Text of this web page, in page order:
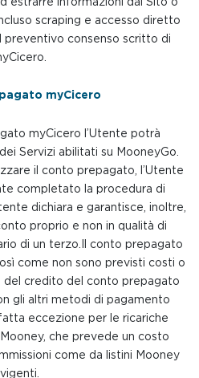
scraping e accesso diretto
preventivo consenso scritto di
myCicero
myCicero l’Utente potrà
Servizi abilitati su MooneyGo.
il conto prepagato, l’Utente
completato la procedura di
dichiara e garantisce, inoltre,
proprio e non in qualità di
di un terzo.Il conto prepagato
come non sono previsti costi o
del credito del conto prepagato
gli altri metodi di pagamento
eccezione per le ricariche
che prevede un costo
come da listini Mooney
vigenti.